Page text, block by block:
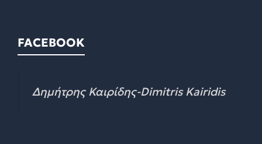
FACEBOOK
Δημήτρης Καιρίδης-Dimitris Kairidis